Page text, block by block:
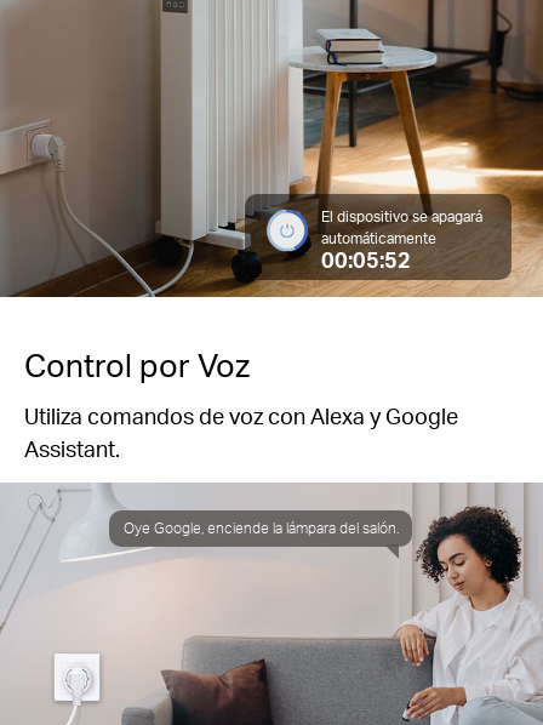
El dispositivo se apagará
automáticamente
00:05:52
Control por Voz
Utiliza comandos de voz con Alexa y Google
Assistant.
Oye Google, enciende la lámpara del salón.